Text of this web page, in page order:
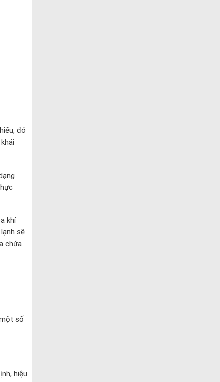
đó
khí
sẽ
chứa
số
hiệu